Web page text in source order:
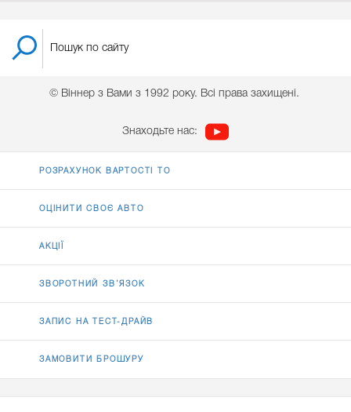
© Віннер з Вами з 1992 року. Всі права захищені.
Знаходьте нас:
РОЗРАХУНОК ВАРТОСТІ ТО
ОЦІНИТИ СВОЄ АВТО
АКЦІЇ
ЗВОРОТНИЙ ЗВ’ЯЗОК
ЗАПИС НА ТЕСТ-ДРАЙВ
ЗАМОВИТИ БРОШУРУ